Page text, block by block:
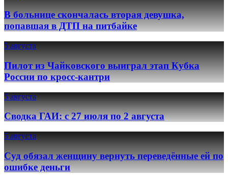
В больнице скончалась вторая девушка,
попавшая в ДТП на питбайке
5 августа
Пилот из Чайковского выиграл этап Кубка
России по кросс-кантри
5 августа
Сводка ГАИ: с 27 июля по 2 августа
5 августа
Суд обязал женщину вернуть переведённые ей по
ошибке деньги